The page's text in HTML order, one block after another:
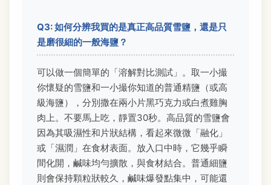
Q3: 如何分辨我買的是真正高品質雪鹽，還是只
是磨很細的一般海鹽？
可以做一個簡單的「溶解對比測試」。取一小撮
你懷疑的雪鹽和一小撮你知道的普通精鹽（或高
級海鹽），分別撒在兩小片黑巧克力或白煮雞胸
肉上。不要馬上吃，靜置30秒。高品質的雪鹽會
因為其吸濕性和片狀結構，看起來微微「融化」
或「濕潤」在食材表面。放入口中時，它幾乎瞬
間化開，鹹味均勻擴散，與食材結合。普通細鹽
則會保持顆粒狀較久，鹹味爆發點集中，可能還